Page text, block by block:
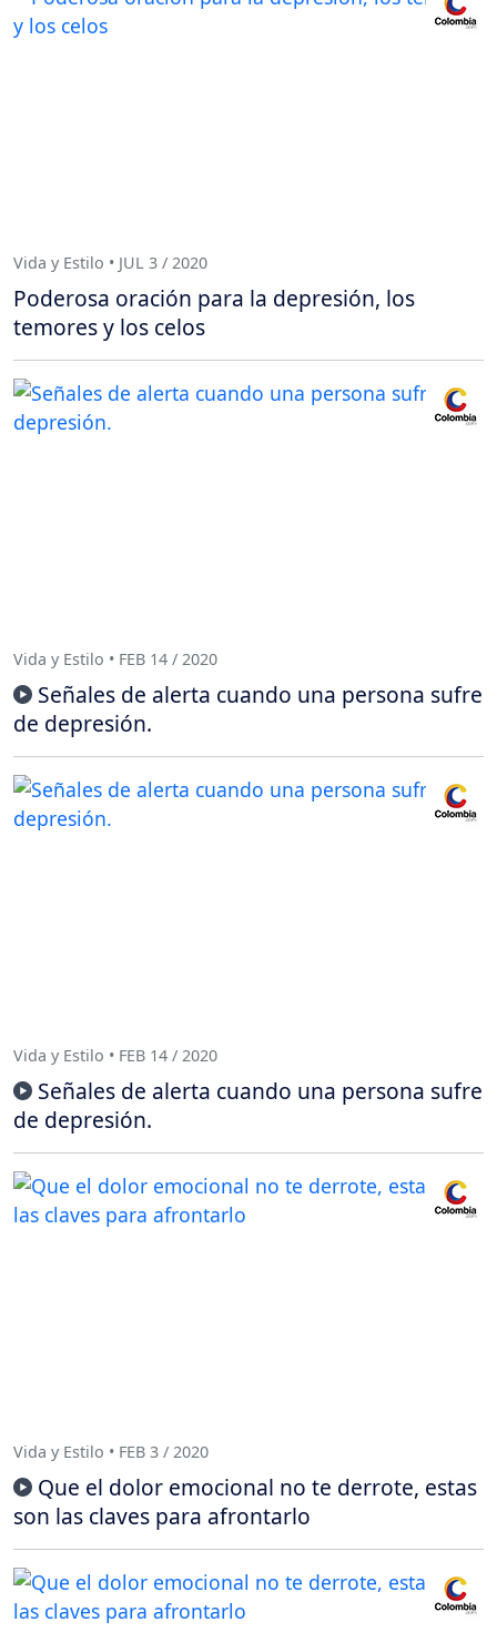
Vida y Estilo • JUL 3 / 2020
Poderosa oración para la depresión, los
temores y los celos
Vida y Estilo • FEB 14 / 2020
Señales de alerta cuando una persona sufre
de depresión.
Vida y Estilo • FEB 14 / 2020
Señales de alerta cuando una persona sufre
de depresión.
Vida y Estilo • FEB 3 / 2020
Que el dolor emocional no te derrote, estas
son las claves para afrontarlo